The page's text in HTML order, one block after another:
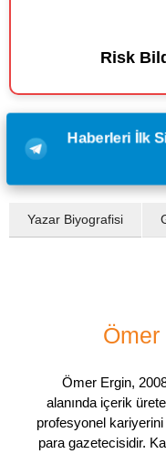
Risk
Haberleri İlk
Yazar Biyografisi
Ömer
Ömer Ergin,
alanında içerik
profesyonel
para gazetecisidir.